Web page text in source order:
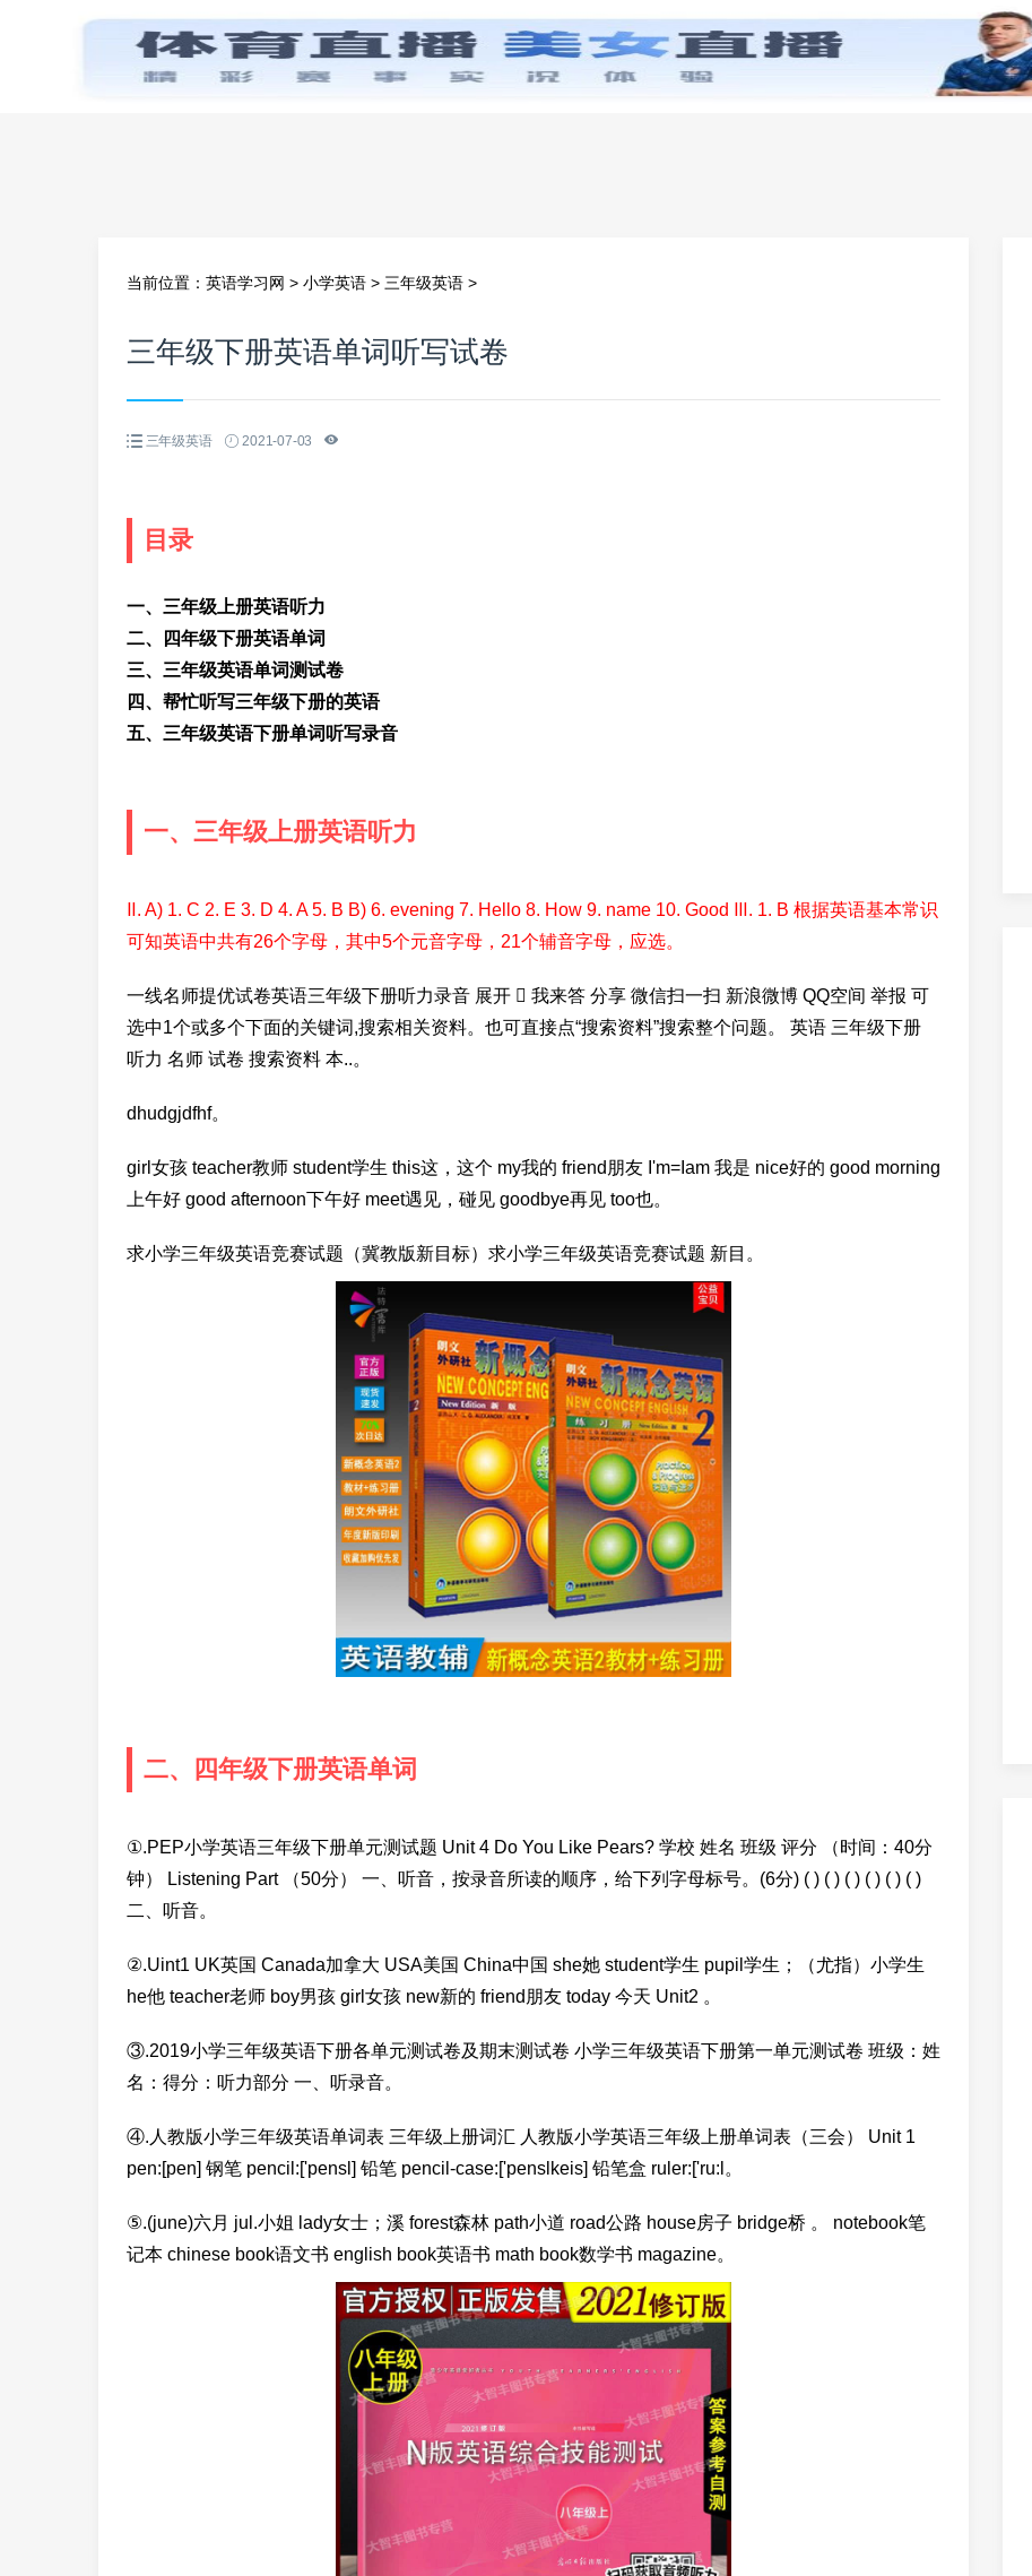
首页 零基础学英语 小学英语 初中英语 高中英语
当前位置： 英语学习网 > 小学英语 > 三年级英语 >
三年级下册英语单词听写试卷
三年级英语 2021-07-03
目录
一、三年级上册英语听力
二、四年级下册英语单词
三、三年级英语单词测试卷
四、帮忙听写三年级下册的英语
五、三年级英语下册单词听写录音
一、三年级上册英语听力
Ⅱ. A) 1. C 2. E 3. D 4. A 5. B B) 6. evening 7. Hello 8. How 9. name 10. Good Ⅲ. 1. B 根据英语基本常识
可知英语中共有26个字母，其中5个元音字母，21个辅音字母，应选。
一线名师提优试卷英语三年级下册听力录音 展开  我来答 分享 微信扫一扫 新浪微博 QQ空间 举报 可
选中1个或多个下面的关键词,搜索相关资料。也可直接点“搜索资料”搜索整个问题。 英语 三年级下册
听力 名师 试卷 搜索资料 本..。
dhudgjdfhf。
girl女孩 teacher教师 student学生 this这，这个 my我的 friend朋友 I'm=Iam 我是 nice好的 good morning
上午好 good afternoon下午好 meet遇见，碰见 goodbye再见 too也。
求小学三年级英语竞赛试题（冀教版新目标）求小学三年级英语竞赛试题 新目。
二、四年级下册英语单词
①.PEP小学英语三年级下册单元测试题 Unit 4 Do You Like Pears? 学校 姓名 班级 评分 （时间：40分
钟） Listening Part （50分） 一、听音，按录音所读的顺序，给下列字母标号。(6分) ( ) ( ) ( ) ( ) ( ) ( )
二、听音。
②.Uint1 UK英国 Canada加拿大 USA美国 China中国 she她 student学生 pupil学生；（尤指）小学生
he他 teacher老师 boy男孩 girl女孩 new新的 friend朋友 today 今天 Unit2 。
③.2019小学三年级英语下册各单元测试卷及期末测试卷 小学三年级英语下册第一单元测试卷 班级：姓
名：得分：听力部分 一、听录音。
④.人教版小学三年级英语单词表 三年级上册词汇 人教版小学英语三年级上册单词表（三会） Unit 1
pen:[pen] 钢笔 pencil:['pensl] 铅笔 pencil-case:['penslkeis] 铅笔盒 ruler:['ru:l。
⑤.(june)六月 jul.小姐 lady女士；溪 forest森林 path小道 road公路 house房子 bridge桥 。 notebook笔
记本 chinese book语文书 english book英语书 math book数学书 magazine。